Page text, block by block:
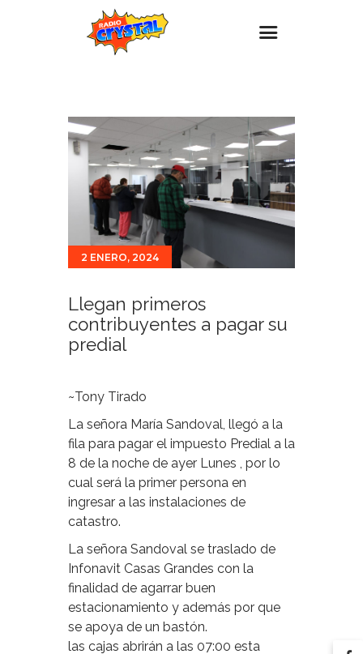
Estaciones
Eventos
Promociones
Noticias
Para ti
Contacto
2 ENERO, 2024
Llegan primeros
contribuyentes a pagar su
predial
~Tony Tirado
La señora María Sandoval, llegó a la
fila para pagar el impuesto Predial a la
8 de la noche de ayer Lunes , por lo
cual será la primer persona en
ingresar a las instalaciones de
catastro.
La señora Sandoval se traslado de
Infonavit Casas Grandes con la
finalidad de agarrar buen
estacionamiento y además por que
se apoya de un bastón.
las cajas abrirán a las 07:00 esta